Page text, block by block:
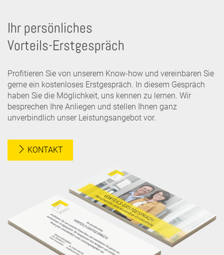
Ihr persönliches
Vorteils-Erstgespräch
Profitieren Sie von unserem Know-how und vereinbaren Sie
gerne ein kostenloses Erstgespräch. In diesem Gespräch
haben Sie die Möglichkeit, uns kennen zu lernen. Wir
besprechen Ihre Anliegen und stellen Ihnen ganz
unverbindlich unser Leistungsangebot vor.
KONTAKT